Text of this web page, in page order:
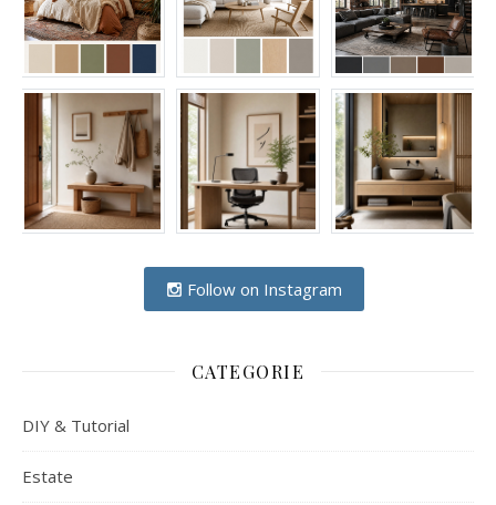
Follow on Instagram
CATEGORIE
DIY & Tutorial
Estate